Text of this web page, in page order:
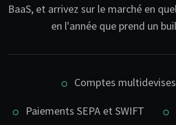
BaaS, et arrivez sur le marché en
en l'année que prend un
Comptes
Paiements SEPA et SWIFT